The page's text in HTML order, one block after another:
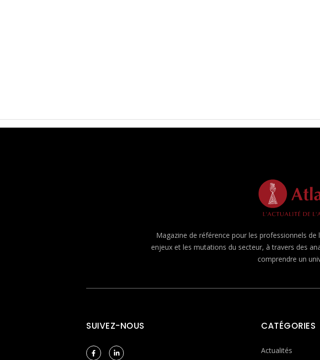
Magazine de référence pour les professionnels de
enjeux et les mutations du secteur, à travers des
comprendre un
SUIVEZ-NOUS CATÉGORIES
Actualités